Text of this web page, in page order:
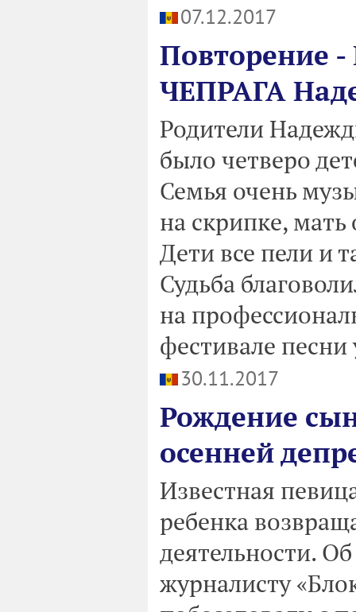
07.12.2017
Повторение
ЧЕПРАГА
Родители
было четверо
Семья очень
на скрипке,
Дети все пели и
Судьба
на
фестивале песни
30.11.2017
Рождение
осенней
Известная
ребенка
деятельности.
журналисту